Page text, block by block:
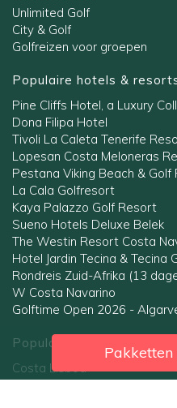
Unlimited Golf
City & Golf
Golfreizen voor groepen
Populaire hotels &
Pine Cliffs Hotel, a Luxury
Dona Filipa Hotel
Tivoli La Caleta Tenerife
Lopesan Costa Meloneras
Pestana Viking Beach & Golf
La Cala Golfresort
Kaya Palazzo Golf Resort
Sueno Hotels Deluxe Belek
The Westin Resort Costa
Hotel Jardin Tecina & Tecina
Rondreis Zuid-Afrika (13
W Costa Navarino
Golftime Open 2026 -
Populaire regio's
Costa Lisboa
Costa Blanca